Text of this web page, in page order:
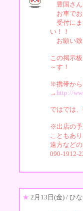
豊国さん
お車でお
受付にま
い！！
お願い
この掲示
～す！
※携帯から
→http://
ではでは
※出店の予
こともあ
遠方など
090-1912-
★ 2月13日(金) / ひ